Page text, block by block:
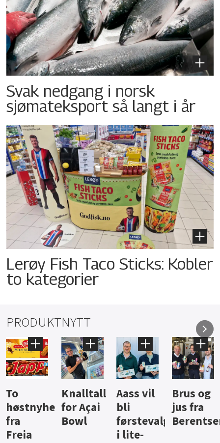
Svak nedgang i norsk
sjømateksport så langt i år
Lerøy Fish Taco Sticks: Kobler
to kategorier
PRODUKTNYTT
Knalltall
for Açai
Bowl
Aass vil
bli
førstevalg
Brus og
jus fra
Berentsen
Hard
iste fra
Hansa